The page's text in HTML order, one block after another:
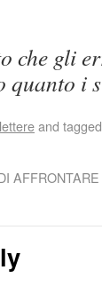
che gli
i
lettereand tagged
AFFRONTARE